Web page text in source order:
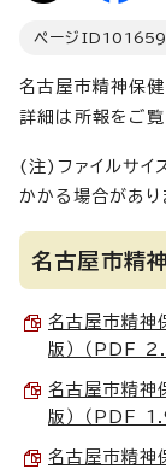
ページID
名古屋市精神保健
詳細は所報をご覧
(注)ファイルサイ
かかる場合があり
名古屋市精
名古屋市精神
版） （PDF
名古屋市精神
版） （PDF
名古屋市精神